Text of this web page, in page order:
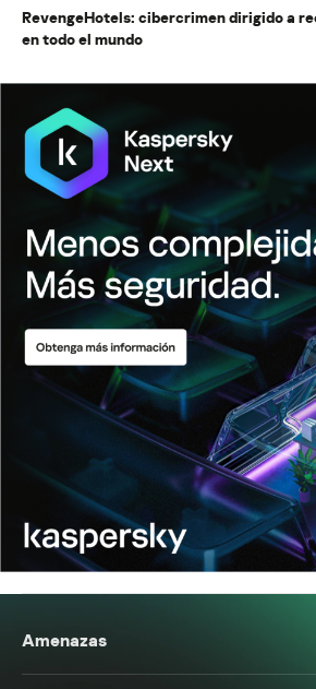
RevengeHotels: cibercrimen dirigido a
en todo el mundo
Amenazas